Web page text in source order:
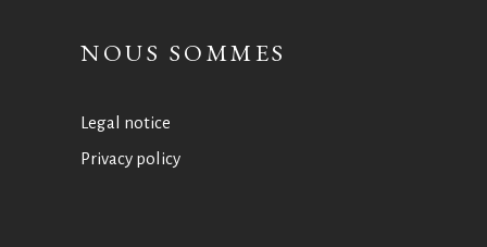
NOUS SOMMES
Legal notice
Privacy policy